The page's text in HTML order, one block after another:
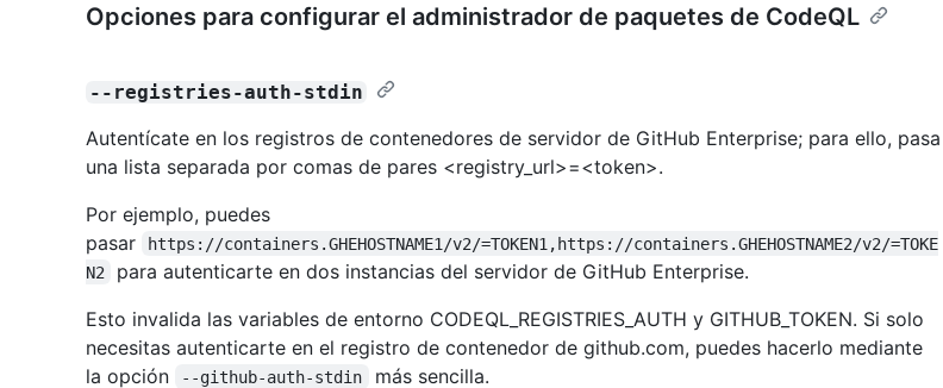
Opciones para configurar el administrador de paquetes de CodeQL
--registries-auth-stdin
Autentícate en los registros de contenedores de servidor de GitHub Enterprise; para ello, pasa
una lista separada por comas de pares <registry_url>=<token>.
Por ejemplo, puedes
pasar
https://containers.GHEHOSTNAME1/v2/=TOKEN1,https://containers.GHEHOSTNAME2/v2/=TOKE
N2
para autenticarte en dos instancias del servidor de GitHub Enterprise.
Esto invalida las variables de entorno CODEQL_REGISTRIES_AUTH y GITHUB_TOKEN. Si solo
necesitas autenticarte en el registro de contenedor de github.com, puedes hacerlo mediante
la opción
--github-auth-stdin más sencilla.